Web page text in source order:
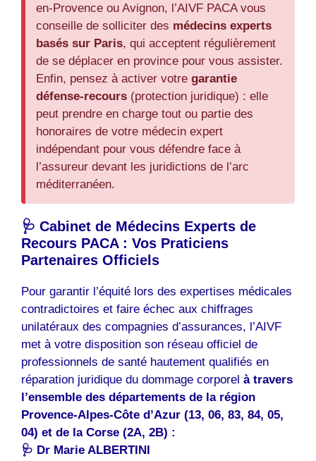
en-Provence ou Avignon, l’AIVF PACA vous
conseille de solliciter des médecins experts
basés sur Paris, qui acceptent régulièrement
de se déplacer en province pour vous assister.
Enfin, pensez à activer votre garantie
défense-recours (protection juridique) : elle
peut prendre en charge tout ou partie des
honoraires de votre médecin expert
indépendant pour vous défendre face à
l’assureur devant les juridictions de l’arc
méditerranéen.
🩺 Cabinet de Médecins Experts de
Recours PACA : Vos Praticiens
Partenaires Officiels
Pour garantir l’équité lors des expertises médicales
contradictoires et faire échec aux chiffrages
unilatéraux des compagnies d’assurances, l’AIVF
met à votre disposition son réseau officiel de
professionnels de santé hautement qualifiés en
réparation juridique du dommage corporel à travers
l’ensemble des départements de la région
Provence-Alpes-Côte d’Azur (13, 06, 83, 84, 05,
04) et de la Corse (2A, 2B) :
🩺 Dr Marie ALBERTINI